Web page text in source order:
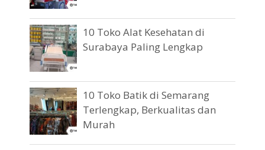
10 Toko Alat Kesehatan di
Surabaya Paling Lengkap
10 Toko Batik di Semarang
Terlengkap, Berkualitas dan
Murah